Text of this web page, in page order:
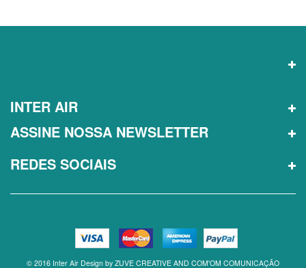
INTER AIR
ASSINE NOSSA NEWSLETTER
REDES SOCIAIS
© 2016 Inter Air Design by ZUVE CREATIVE AND COM'OM COMUNICAÇÃO